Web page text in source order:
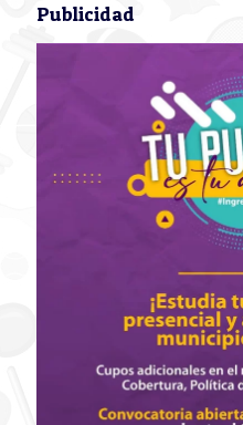
Publicidad